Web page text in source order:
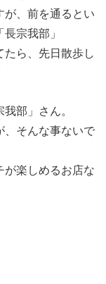
が、前を通るとい
宗我部」
たら、先日散歩し
部」さん。
、そんな事ないで
が楽しめるお店な